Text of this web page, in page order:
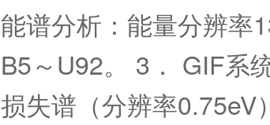
能谱分析：能量分辨率
B5～U92。 3． GIF系
损失谱（分辨率0.75eV